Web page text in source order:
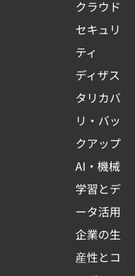
クラウド
セキュリ
ティ
ディザス
タリカバ
リ・バッ
クアップ
AI・機械
学習とデ
ータ活用
企業の生
産性とコ